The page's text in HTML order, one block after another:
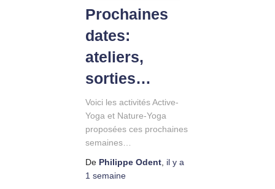
Prochaines
dates:
ateliers,
sorties…
Voici les activités Active-
Yoga et Nature-Yoga
proposées ces prochaines
semaines…
De Philippe Odent, il y a
1 semaine